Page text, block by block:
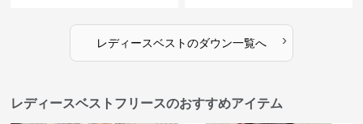
レディースベストのダウン一覧へ ›
レディースベストフリースのおすすめアイテム